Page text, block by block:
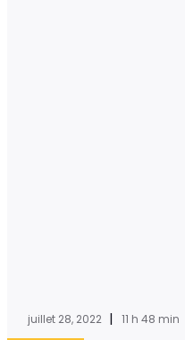
juillet 28, 2022 | 11 h 48 min